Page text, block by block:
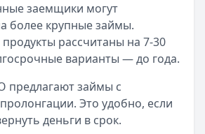
заемщики могут
более крупные займы.
рассчитаны на 7-30
варианты — до года.
займы с
Это удобно, если
деньги в срок.